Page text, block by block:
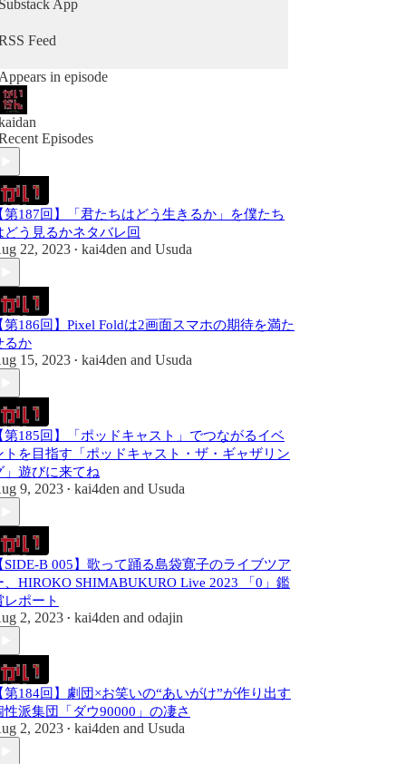
CYZFjZU9E_6-
番組の感想や要望を投稿できるDiscordコミ
ニティを始めました。無料ですのでお気軽
にどうぞ。
いだんのつぶやき（Discordコミュニテ
discord.gg/uWFqJdrRPQ
気軽に中身をのぞけるTwitterコミュニティも
ります。
twitter.com/i/communities/14978017717582
Substack App
Feed
Appears in episode
Episodes
第187回】「君たちはどう生きるか」を僕たち
どう見るかネタバレ回
22, 2023 • kai4den and Usuda
第186回】Pixel Foldは2画面スマホの期待を満た
るか
15, 2023 • kai4den and Usuda
第185回】「ポッドキャスト」でつながるイベ
トを目指す「ポッドキャスト・ザ・ギャザリン
」遊びに来てね
9, 2023 • kai4den and Usuda
SIDE-B 005】歌って踊る島袋寛子のライブツア
、HIROKO SHIMABUKURO Live 2023 「0」鑑
レポート
2, 2023 • kai4den and odajin
第184回】劇団×お笑いの“あいがけ”が作り出す
性派集団「ダウ90000」の凄さ
2, 2023 • kai4den and Usuda